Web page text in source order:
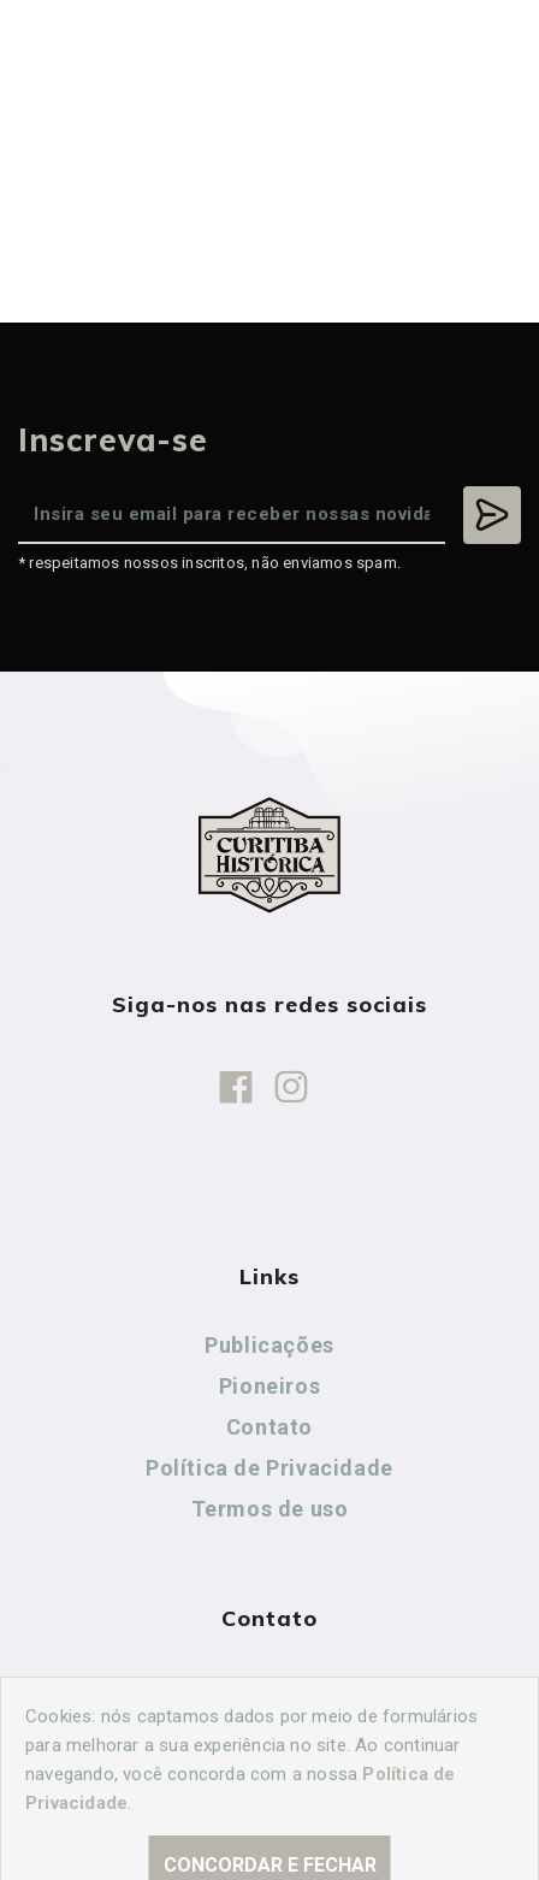
Inscreva-se
* respeitamos nossos inscritos, não enviamos spam.
Siga-nos nas redes sociais
Links
Publicações
Pioneiros
Contato
Política de Privacidade
Termos de uso
Contato
(44) 99883-8883
cidadeshistoricasoficial@gmail.com
© 2026 Curitiba Histórica. Todos os direitos reservados.
Cookies: nós captamos dados por meio de formulários
para melhorar a sua experiência no site. Ao continuar
navegando, você concorda com a nossa Política de
Privacidade.
CONCORDAR E FECHAR